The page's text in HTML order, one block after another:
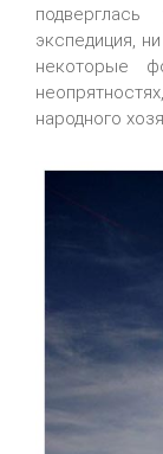
экспедиция,
некоторые
народного